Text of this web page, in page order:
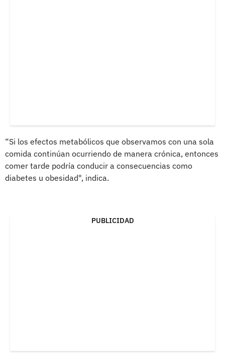
“Si los efectos metabólicos que observamos con una sola
comida continúan ocurriendo de manera crónica, entonces
comer tarde podría conducir a consecuencias como
diabetes u obesidad", indica.
PUBLICIDAD